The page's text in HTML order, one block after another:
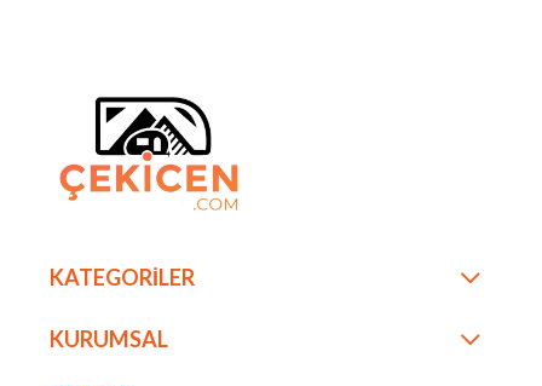
KATEGORİLER
KURUMSAL